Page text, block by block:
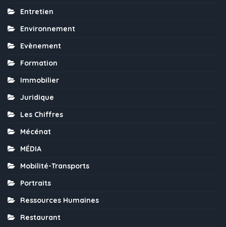
Entretien
Environnement
Evènement
Formation
Immobilier
Juridique
Les Chiffres
Mécénat
MÉDIA
Mobilité-Transports
Portraits
Ressources Humaines
Restaurant